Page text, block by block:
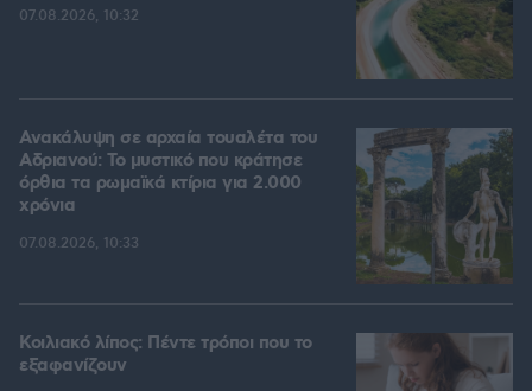
07.08.2026, 10:32
Ανακάλυψη σε αρχαία τουαλέτα του
Αδριανού: Το μυστικό που κράτησε
όρθια τα ρωμαϊκά κτίρια για 2.000
χρόνια
07.08.2026, 10:33
Κοιλιακό λίπος: Πέντε τρόποι που το
εξαφανίζουν